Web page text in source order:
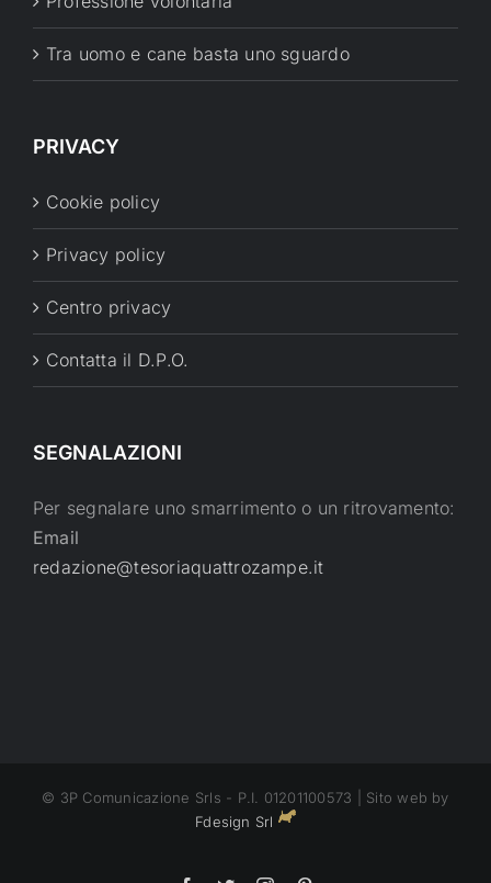
Tra uomo e cane basta uno sguardo
PRIVACY
Cookie policy
Privacy policy
Centro privacy
Contatta il D.P.O.
SEGNALAZIONI
Per segnalare uno smarrimento o un ritrovamento:
Email
redazione@tesoriaquattrozampe.it
© 3P Comunicazione Srls - P.I. 01201100573 | Sito web by
Fdesign Srl